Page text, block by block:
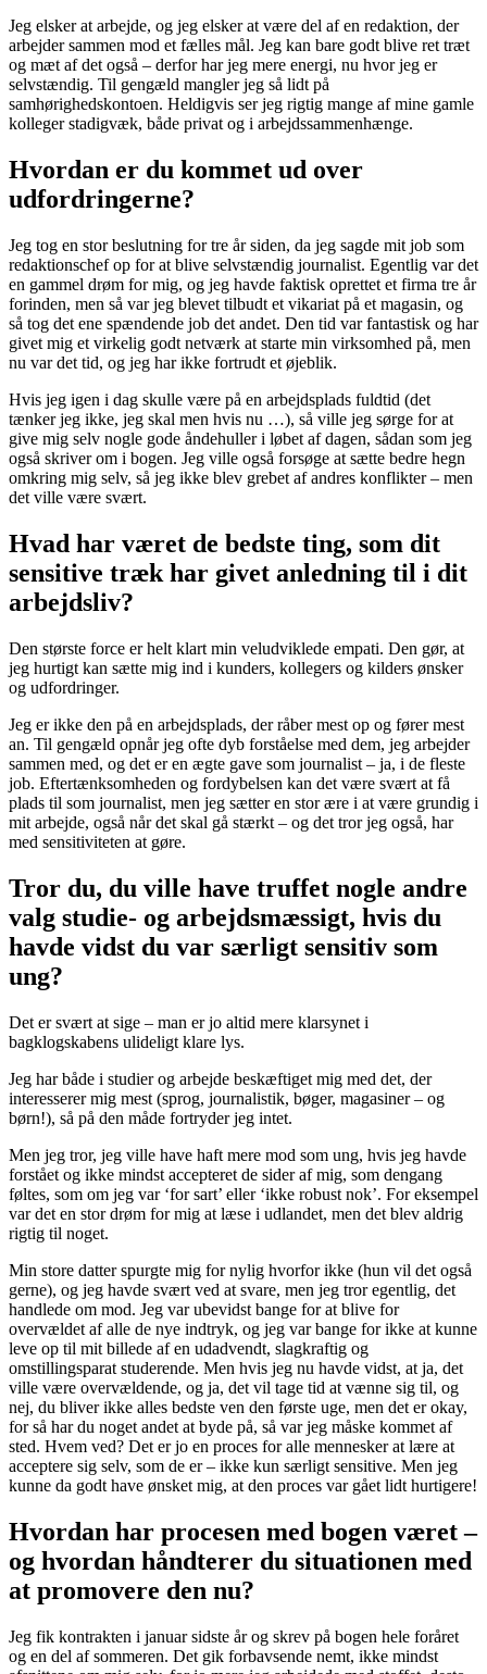
Jeg elsker at arbejde, og jeg elsker at være del af en redaktion, der
arbejder sammen mod et fælles mål. Jeg kan bare godt blive ret træt
og mæt af det også – derfor har jeg mere energi, nu hvor jeg er
selvstændig. Til gengæld mangler jeg så lidt på
samhørighedskontoen. Heldigvis ser jeg rigtig mange af mine gamle
kolleger stadigvæk, både privat og i arbejdssammenhænge.
Hvordan er du kommet ud over
udfordringerne?
Jeg tog en stor beslutning for tre år siden, da jeg sagde mit job som
redaktionschef op for at blive selvstændig journalist. Egentlig var det
en gammel drøm for mig, og jeg havde faktisk oprettet et firma tre år
forinden, men så var jeg blevet tilbudt et vikariat på et magasin, og
så tog det ene spændende job det andet. Den tid var fantastisk og har
givet mig et virkelig godt netværk at starte min virksomhed på, men
nu var det tid, og jeg har ikke fortrudt et øjeblik.
Hvis jeg igen i dag skulle være på en arbejdsplads fuldtid (det
tænker jeg ikke, jeg skal men hvis nu …), så ville jeg sørge for at
give mig selv nogle gode åndehuller i løbet af dagen, sådan som jeg
også skriver om i bogen. Jeg ville også forsøge at sætte bedre hegn
omkring mig selv, så jeg ikke blev grebet af andres konflikter – men
det ville være svært.
Hvad har været de bedste ting, som dit
sensitive træk har givet anledning til i dit
arbejdsliv?
Den største force er helt klart min veludviklede empati. Den gør, at
jeg hurtigt kan sætte mig ind i kunders, kollegers og kilders ønsker
og udfordringer.
Jeg er ikke den på en arbejdsplads, der råber mest op og fører mest
an. Til gengæld opnår jeg ofte dyb forståelse med dem, jeg arbejder
sammen med, og det er en ægte gave som journalist – ja, i de fleste
job. Eftertænksomheden og fordybelsen kan det være svært at få
plads til som journalist, men jeg sætter en stor ære i at være grundig i
mit arbejde, også når det skal gå stærkt – og det tror jeg også, har
med sensitiviteten at gøre.
Tror du, du ville have truffet nogle andre
valg studie- og arbejdsmæssigt, hvis du
havde vidst du var særligt sensitiv som
ung?
Det er svært at sige – man er jo altid mere klarsynet i
bagklogskabens ulideligt klare lys.
Jeg har både i studier og arbejde beskæftiget mig med det, der
interesserer mig mest (sprog, journalistik, bøger, magasiner – og
børn!), så på den måde fortryder jeg intet.
Men jeg tror, jeg ville have haft mere mod som ung, hvis jeg havde
forstået og ikke mindst accepteret de sider af mig, som dengang
føltes, som om jeg var ‘for sart’ eller ‘ikke robust nok’. For eksempel
var det en stor drøm for mig at læse i udlandet, men det blev aldrig
rigtig til noget.
Min store datter spurgte mig for nylig hvorfor ikke (hun vil det også
gerne), og jeg havde svært ved at svare, men jeg tror egentlig, det
handlede om mod. Jeg var ubevidst bange for at blive for
overvældet af alle de nye indtryk, og jeg var bange for ikke at kunne
leve op til mit billede af en udadvendt, slagkraftig og
omstillingsparat studerende. Men hvis jeg nu havde vidst, at ja, det
ville være overvældende, og ja, det vil tage tid at vænne sig til, og
nej, du bliver ikke alles bedste ven den første uge, men det er okay,
for så har du noget andet at byde på, så var jeg måske kommet af
sted. Hvem ved? Det er jo en proces for alle mennesker at lære at
acceptere sig selv, som de er – ikke kun særligt sensitive. Men jeg
kunne da godt have ønsket mig, at den proces var gået lidt hurtigere!
Hvordan har procesen med bogen været –
og hvordan håndterer du situationen med
at promovere den nu?
Jeg fik kontrakten i januar sidste år og skrev på bogen hele foråret
og en del af sommeren. Det gik forbavsende nemt, ikke mindst